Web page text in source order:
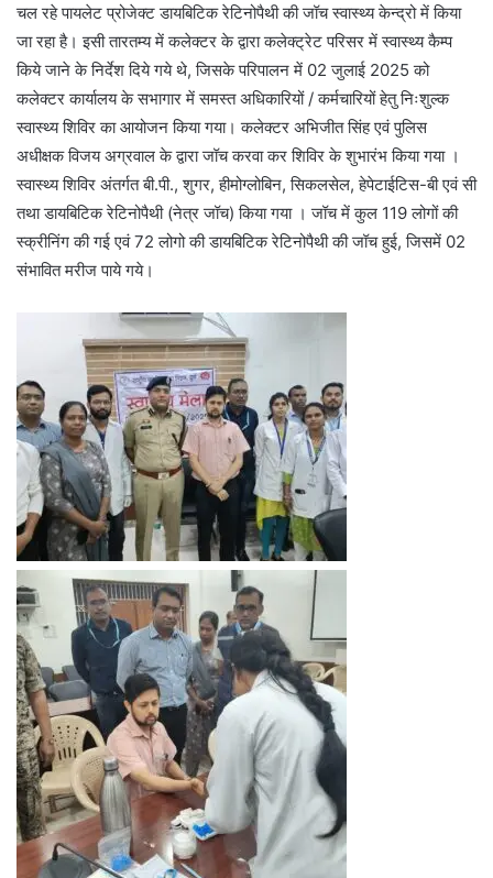
चल रहे पायलेट प्रोजेक्ट डायबिटिक रेटिनोपैथी की जॉच स्वास्थ्य केन्द्रो में किया
जा रहा है। इसी तारतम्य में कलेक्टर के द्वारा कलेक्ट्रेट परिसर में स्वास्थ्य कैम्प
किये जाने के निर्देश दिये गये थे, जिसके परिपालन में 02 जुलाई 2025 को
कलेक्टर कार्यालय के सभागार में समस्त अधिकारियों / कर्मचारियों हेतु निःशुल्क
स्वास्थ्य शिविर का आयोजन किया गया। कलेक्टर अभिजीत सिंह एवं पुलिस
अधीक्षक विजय अग्रवाल के द्वारा जॉच करवा कर शिविर के शुभारंभ किया गया ।
स्वास्थ्य शिविर अंतर्गत बी.पी., शुगर, हीमोग्लोबिन, सिकलसेल, हेपेटाईटिस-बी एवं सी
तथा डायबिटिक रेटिनोपैथी (नेत्र जॉच) किया गया । जॉच में कुल 119 लोगों की
स्क्रीनिंग की गई एवं 72 लोगो की डायबिटिक रेटिनोपैथी की जॉच हुई, जिसमें 02
संभावित मरीज पाये गये।